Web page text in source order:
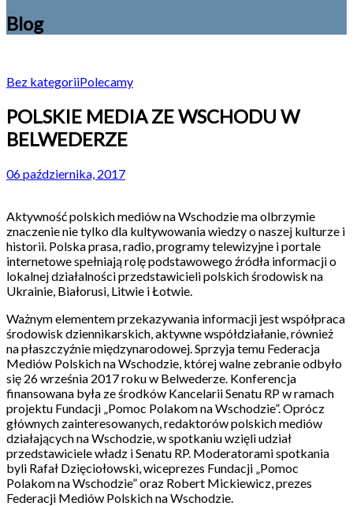
Blog
Bez kategoriiPolecamy
POLSKIE MEDIA ZE WSCHODU W
BELWEDERZE
06 października, 2017
Aktywność polskich mediów na Wschodzie ma olbrzymie
znaczenie nie tylko dla kultywowania wiedzy o naszej kulturze i
historii. Polska prasa, radio, programy telewizyjne i portale
internetowe spełniają rolę podstawowego źródła informacji o
lokalnej działalności przedstawicieli polskich środowisk na
Ukrainie, Białorusi, Litwie i Łotwie.
Ważnym elementem przekazywania informacji jest współpraca
środowisk dziennikarskich, aktywne współdziałanie, również
na płaszczyźnie międzynarodowej. Sprzyja temu Federacja
Mediów Polskich na Wschodzie, której walne zebranie odbyło
się 26 września 2017 roku w Belwederze. Konferencja
finansowana była ze środków Kancelarii Senatu RP w ramach
projektu Fundacji „Pomoc Polakom na Wschodzie”. Oprócz
głównych zainteresowanych, redaktorów polskich mediów
działających na Wschodzie, w spotkaniu wzięli udział
przedstawiciele władz i Senatu RP. Moderatorami spotkania
byli Rafał Dzięciołowski, wiceprezes Fundacji „Pomoc
Polakom na Wschodzie” oraz Robert Mickiewicz, prezes
Federacji Mediów Polskich na Wschodzie.